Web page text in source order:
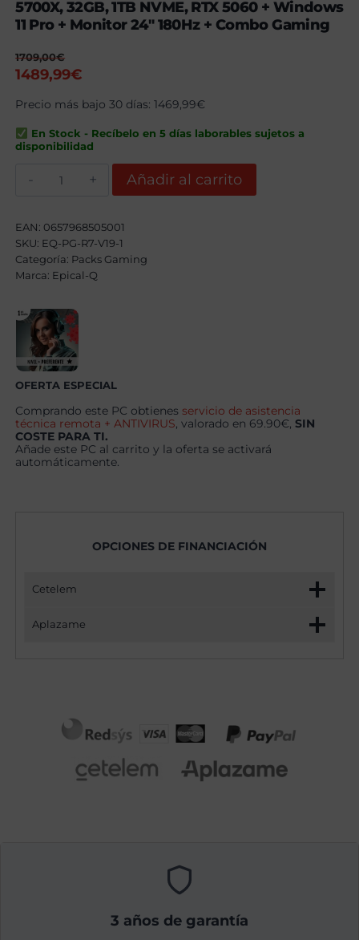
5700X, 32GB, 1TB NVME, RTX 5060 + Windows
11 Pro + Monitor 24″ 180Hz + Combo Gaming
1709,00€
El
original
era:
1709,00€.
1489,99€
actual
es:
1489,99€.
Precio más bajo 30 días:1469,99€
En Stock - Recíbelo en 5 días laborables sujetos a
disponibilidad
Epic104
AMD
Ryzen
7
5700X,
32GB,
NVME,
RTX
5060
+
Windows
11
Pro
Monitor
24"
180Hz
+
Combo
Añadir al carrito
EAN: 0657968505001
SKU: EQ-PG-R7-V19-1
Categoría: Packs Gaming
Marca: Epical-Q
OFERTA ESPECIAL
Comprando este PC obtienes servicio de asistencia
técnica remota + ANTIVIRUS, valorado en 69.90€,SIN
COSTE PARA TI.
Añade este PC al carrito y la oferta se activará
automáticamente.
OPCIONES DE FINANCIACIÓN
Cetelem
Aplazame
3 años de garantía